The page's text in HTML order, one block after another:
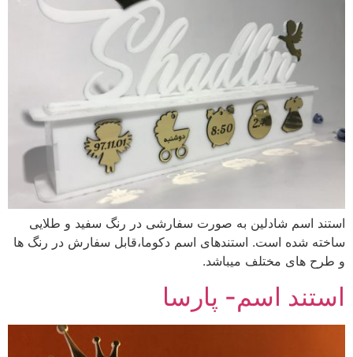
استند اسم شادلین به صورت سفارشی در رنگ سفید و طلایی
ساخته شده است. استندهای اسم دکوما،قابل سفارش در رنگ ها
و طرح های مختلف میباشد.
استند اسم- پارسا